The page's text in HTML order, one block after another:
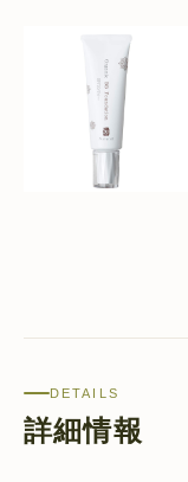
DETAILS
詳細情報